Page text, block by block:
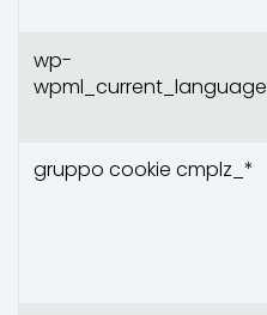
wp-
wpml_current_language
gruppo cookie cmplz_*